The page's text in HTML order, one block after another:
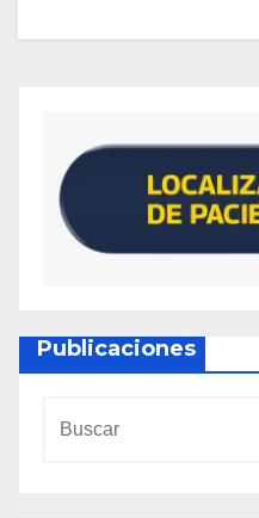
Publicaciones